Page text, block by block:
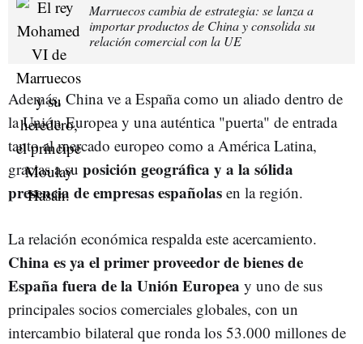
Marruecos cambia de estrategia: se lanza a
importar productos de China y consolida su
relación comercial con la UE
Además, China ve a España como un aliado dentro de
la Unión Europea y una auténtica "puerta" de entrada
tanto al mercado europeo como a América Latina,
gracias a su posición geográfica y a la sólida
presencia de empresas españolas en la región.
La relación económica respalda este acercamiento.
China es ya el primer proveedor de bienes de
España fuera de la Unión Europea y uno de sus
principales socios comerciales globales, con un
intercambio bilateral que ronda los 53.000 millones de